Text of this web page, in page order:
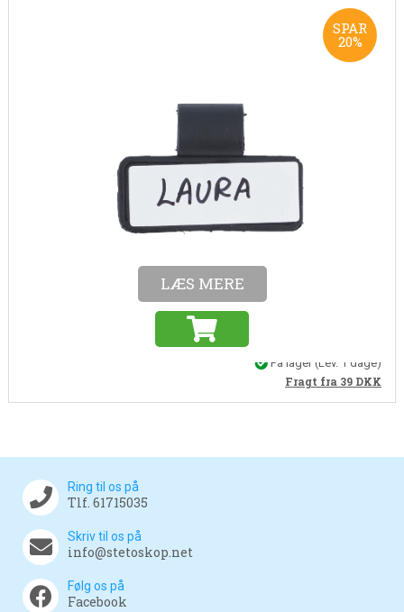
SPAR
20%
Navneskilt til stetoskop og andet. Ikke egnet til kardiologiske
21,00 16,80DKK(Inkl. moms)
LÆS MERE
På lager(Lev. 1 dage)
Fragt fra 39 DKK
Ring til os på
Tlf. 61715035
Skriv til os på
info@stetoskop.net
Følg os på
Facebook